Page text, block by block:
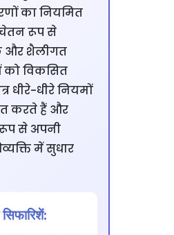
का नियमित
रूप से
और शैलीगत
को विकसित
धीरे-धीरे नियमों
करते हैं और
से अपनी
में सुधार